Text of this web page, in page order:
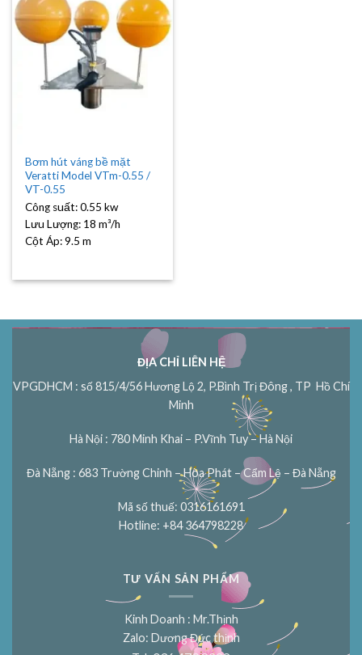
Bơm hút váng bề mặt
Veratti Model VTm-0.55 /
VT-0.55
Công suất:0.55 kw
Lưu Lượng: 18 m³/h
Cột Áp:9.5 m
ĐỊA CHỈ LIÊN HỆ
VPGDHCM : số 815/4/56 Hương Lộ 2, P.Bình Trị Đông , TP Hồ Chí
Minh
Hà Nội : 780 Minh Khai – P.Vĩnh Tuy – Hà Nội
Đà Nẵng : 683 Trường Chinh – Hòa Phát – Cẩm Lệ – Đà Nẵng
Mã số thuế: 0316161691
Hotline: +84 364798228
TƯ VẤN SẢN PHẨM
Kinh Doanh : Mr.Thịnh
Zalo: Dương Đức thịnh